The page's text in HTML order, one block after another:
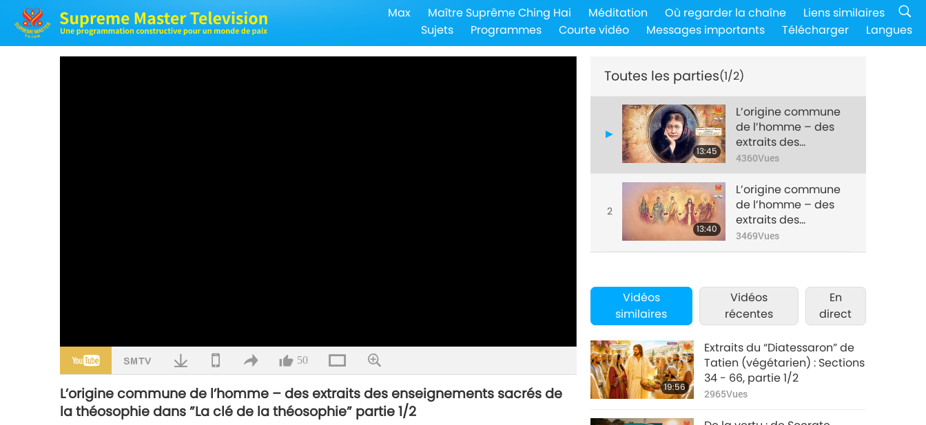
Max Maître Suprême Ching Hai Méditation Où regarder la chaîne
Liens similaires
Sujets
Programmes Courte vidéo Messages importants Télécharger Langues
50
L’origine commune de l’homme – des extraits des enseignements sacrés de
la théosophie dans ”La clé de la théosophie” partie 1/2
Toutes les parties(1/2)
13:45
L’origine commune
de l’homme – des
extraits des
enseignements
sacrés de la
théosophie dans ”La
clé de la théosophie”
partie 1/2
4360Vues
2
13:40
L’origine commune
de l’homme – des
extraits des
enseignements
sacrés de la
partie 2/2
3469Vues
Vidéos
similaires
Vidéos
récentes
En
direct
19:56
Extraits du “Diatessaron” de
Tatien (végétarien) : Sections
34 - 66, partie 1/2
2965Vues